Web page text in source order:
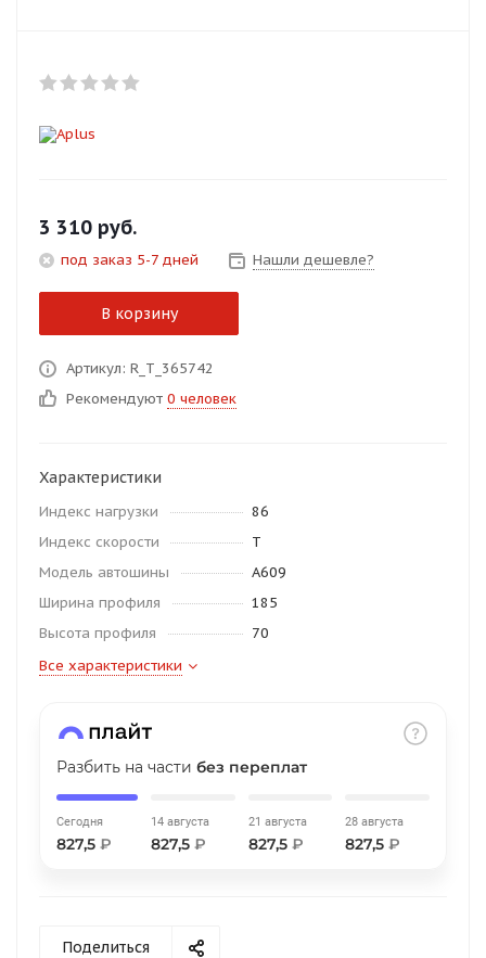
3 310 руб.
под заказ 5-7 дней Нашли дешевле?
В корзину
Артикул: R_T_365742
Рекомендуют 0 человек
Характеристики
Индекс нагрузки
86
Индекс скорости
T
Модель автошины
A609
Ширина профиля
185
Высота профиля
70
Все характеристики
Разбить на части без переплат
Сегодня
827,5 ₽
14 августа
827,5 ₽
21 августа
827,5 ₽
28 августа
827,5₽
Поделиться
Оплачивайте сегодня только
% будут
% каждые 2 недели
Остались вопросы?
8 800 302-02-51
plait.ru